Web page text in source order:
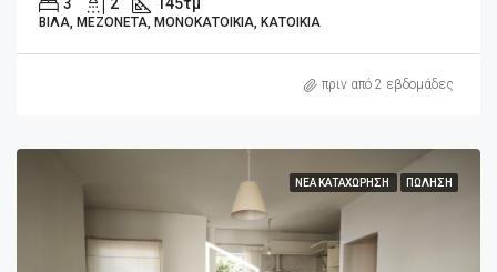
ΒΊΛΑ, ΜΕΖΟΝΈΤΑ, ΜΟΝΟΚΑΤΟΙΚΊΑ, ΚΑΤΟΙΚΊΑ
πριν από 2 εβδομάδες
ΝΈΑ ΚΑΤΑΧΏΡΗΣΗ ΠΏΛΗΣΗ